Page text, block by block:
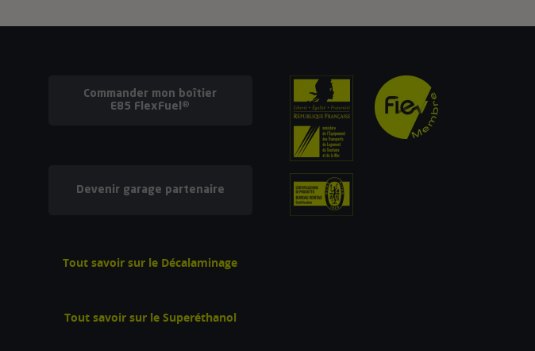
Commander mon boîtier
E85 FlexFuel®
Devenir garage partenaire
Tout savoir sur le Décalaminage
Tout savoir sur le Superéthanol